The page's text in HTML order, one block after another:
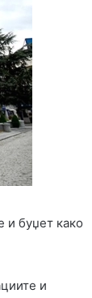
и буџет како
и